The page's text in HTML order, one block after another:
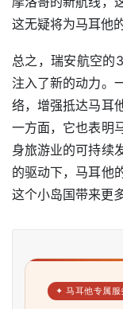
这无疑将为马耳他
总之，瑞安航空的
注入了新的动力。
络，增强抵达马耳
一方面，它也表明
身旅游业的可持续
的驱动下，马耳他
这个小岛国带来更
✦ 马耳他专属服